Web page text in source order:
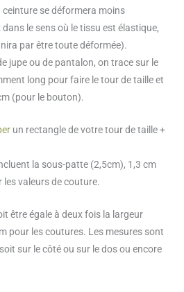
ceinture se déformera moins
le sens où le tissu est élastique,
par être toute déformée).
jupe ou de pantalon, on trace sur le
long pour faire le tour de taille et
(pour le bouton).
un rectangle de votre tour de taille +
la sous-patte (2,5cm), 1,3 cm
les valeurs de couture.
être égale à deux fois la largeur
pour les coutures. Les mesures sont
sur le côté ou sur le dos ou encore